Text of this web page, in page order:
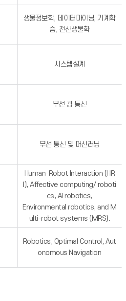
생물정보학, 데이터마이닝, 기계학
습, 전산생물학
시스템설계
무선 광 통신
무선 통신 및 머신러닝
Human-Robot Interaction (HR
I), Affective computing/ roboti
cs, AI robotics,
Environmental robotics, and M
ulti-robot systems (MRS).
Robotics, Optimal Control, Aut
onomous Navigation